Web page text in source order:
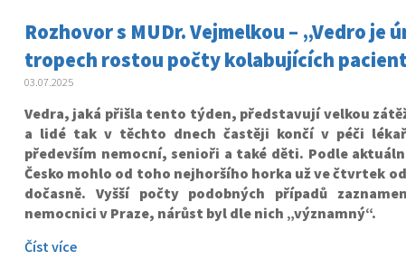
Rozhovor s MUDr. Vejmelkou – „Vedro je
tropech rostou počty kolabujících
03.07.2025
Vedra, jaká přišla tento týden, představují velkou
a lidé tak v těchto dnech častěji končí v péči
především nemocní, senioři a také děti. Podle
Česko mohlo od toho nejhoršího horka už ve čtvrtek
dočasně. Vyšší počty podobných případů
nemocnici v Praze, nárůst byl dle nich „významný“.
Číst více